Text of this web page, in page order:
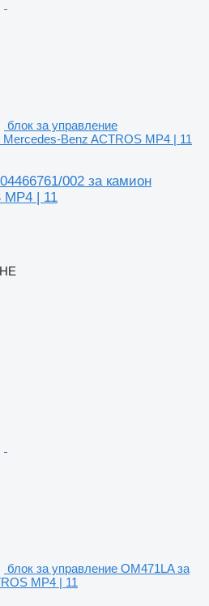
блок за управление
Benz ACTROS MP4 | 11
002 за камион
MP4 | 11
блок за управление OM471LA за
MP4 | 11